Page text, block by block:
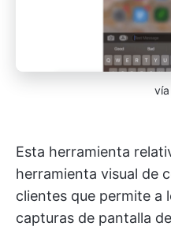
vía
Esta herramienta
herramienta visual de
clientes que permite a
capturas de pantalla